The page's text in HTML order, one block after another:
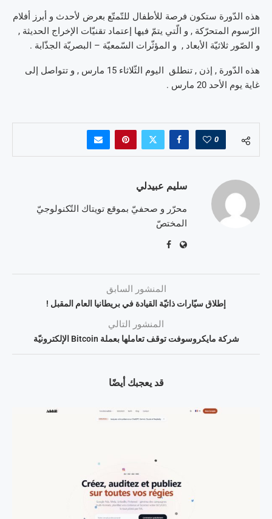
هذه الدّورة ستكون فرصة للأطفال للتّمتّع بعرض لأحدث و أبرز أفلام
الرّسوم المتحرّكة , و الّتي يتمّ فيها إعتماد تقنيّات الإخراج الحديثة ,
و الصّور ثلاثيّة الأبعاد , و المؤثّرات السّمعيّة – البصريّة الجذّابة .
هذه الدّورة , إذن , تنطلق اليوم الثّلاثاء 15 مارس , و تتواصل إلى
غاية يوم الأحد 20 مارس .
0
سليم عبيدلي
محرّر و صحفيّ بموقع تويتاك التّكنولوجيّ
المختصّ
المنشور السابق
إطلاق سيّارات ذاتيّة القيادة في بريطانيا العام المقبل !
المنشور التالي
شركة مايكروسوفت توقف تعاملها بعملة Bitcoin الإلكترونيّة
قد يعجبك أيضًا